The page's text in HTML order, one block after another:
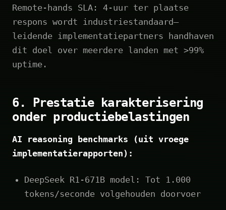
Remote‑hands SLA: 4‑uur ter plaatse
respons wordt industriestandaard—
leidende implementatiepartners handhaven
dit doel over meerdere landen met >99%
uptime.
6. Prestatie karakterisering
onder productiebelastingen
AI reasoning benchmarks (uit vroege
implementatierapporten):
DeepSeek R1-671B model: Tot 1.000
tokens/seconde volgehouden doorvoer